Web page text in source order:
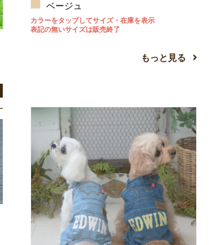
ベージュ
カラーをタップしてサイズ・在庫を表示
表記の無いサイズは販売終了
もっと見る